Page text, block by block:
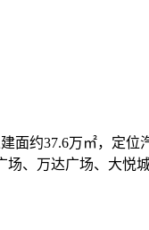
面约37.6万㎡，定
场、万达广场、大悦